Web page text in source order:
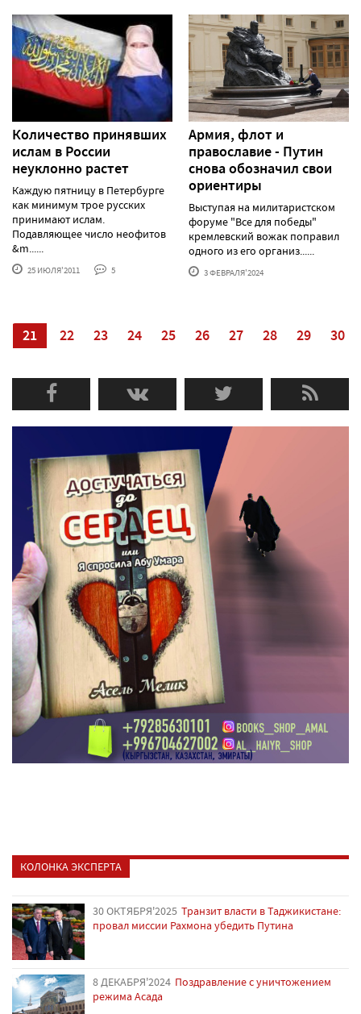
Количество принявших
ислам в России
неуклонно растет
Каждую пятницу в Петербурге
как минимум трое русских
принимают ислам.
Подавляющее число неофитов
&m......
25 ИЮЛЯ'2011 5
Армия, флот и
православие - Путин
снова обозначил свои
ориентиры
Выступая на милитаристском
форуме "Все для победы"
кремлевский вожак поправил
одного из его организ......
3 ФЕВРАЛЯ'2024
21 22 23 24 25 26 27 28 29 30
КОЛОНКА ЭКСПЕРТА
30 ОКТЯБРЯ'2025 Транзит власти в Таджикистане:
провал миссии Рахмона убедить Путина
8 ДЕКАБРЯ'2024 Поздравление с уничтожением
режима Асада